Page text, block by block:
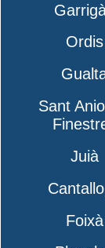
Ordis
Sant
Juià
Foixà